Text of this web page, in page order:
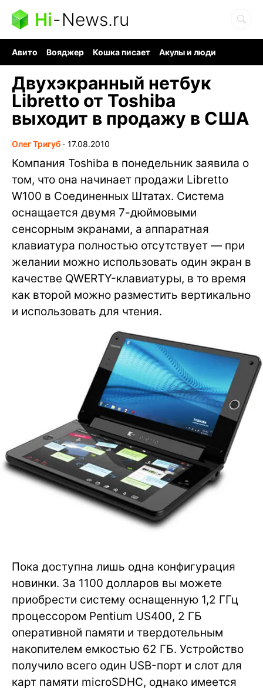
Hi-News.ru
Авито Вояджер Кошка писает
Акулы и люди
Двухэкранный нетбук
Libretto от Toshiba
выходит в продажу в США
Олег Тригуб ∙ 17.08.2010
Компания Toshiba в понедельник заявила о
том, что она начинает продажи Libretto
W100 в Соединенных Штатах. Система
оснащается двумя 7-дюймовыми
сенсорным экранами, а аппаратная
клавиатура полностью отсутствует — при
желании можно использовать один экран в
качестве QWERTY-клавиатуры, в то время
как второй можно разместить вертикально
и использовать для чтения.
Пока доступна лишь одна конфигурация
новинки. За 1100 долларов вы можете
приобрести систему оснащенную 1,2 ГГц
процессором Pentium US400, 2 ГБ
оперативной памяти и твердотельным
накопителем емкостью 62 ГБ. Устройство
получило всего один USB-порт и слот для
карт памяти microSDHC, однако имеется